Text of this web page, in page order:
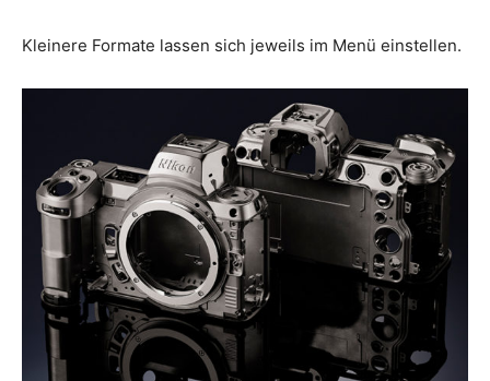
Kleinere Formate lassen sich jeweils im Menü einstellen.